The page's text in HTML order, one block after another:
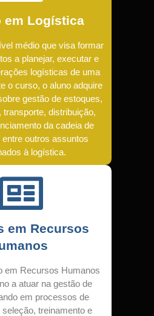
em Logística
médio que visa formar
a planejar, executar e
logísticas de uma
o curso, o aluno adquire
gestão de estoques,
distribuição,
da cadeia de
outros assuntos
à logística.
em Recursos
em Recursos Humanos
a atuar na gestão de
em processos de
treinamento e